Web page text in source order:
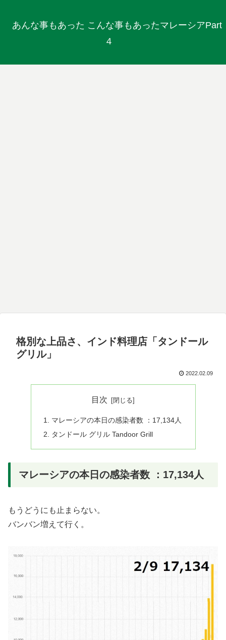
あんな事もあった こんな事もあったマレーシアPart
４
格別な上品さ、インド料理店「タンドール
グリル」
2022.02.09
目次
マレーシアの本日の感染者数 ：17,134人
タンドール グリル Tandoor Grill
マレーシアの本日の感染者数 ：17,134人
もうどうにも止まらない。
バンバン増えて行く。